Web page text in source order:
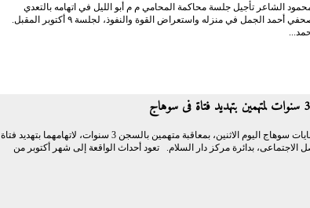
الشاعر تأجيل جلسة محاكمة المحامي م م أبو الليل في اتهامه بالتعدي
بالضرب على الصحفي أحمد الجمل في منزله واستعراض القوة والنفوذ، لجلسة ٩ أكتوبر المقبل.
قضت محكمة جنايات سوهاج اليوم الاثنين، بمعاقبة متهمين بالسجن 3 سنوات، لاتهامهما بتهديد فتاة
الاجتماعى، بدائرة مركز دار السلام. تعود أحداث الواقعة إلى شهر أكتوبر من